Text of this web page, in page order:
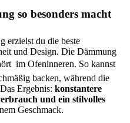
so besonders macht
erzielst du die beste
und Design. Die Dämmung
 im Ofeninneren. So kannst
backen, während die
Ergebnis: konstantere
und ein stilvolles
Geschmack.